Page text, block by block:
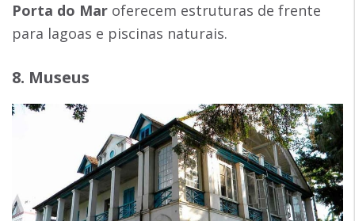
Porta do Mar oferecem estruturas de frente
para lagoas e piscinas naturais.
8. Museus